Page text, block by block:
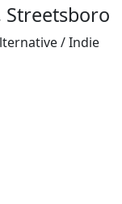
Streetsboro
/ Indie